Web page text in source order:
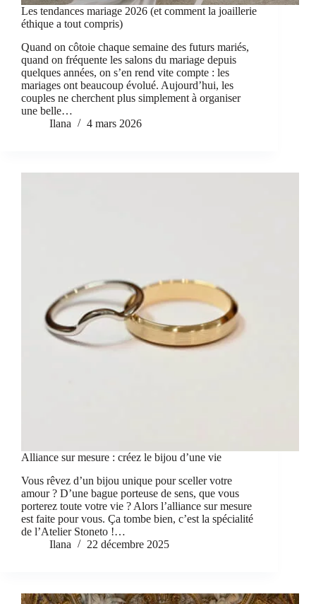
Les tendances mariage 2026 (et comment la joaillerie
éthique a tout compris)
Quand on côtoie chaque semaine des futurs mariés,
quand on fréquente les salons du mariage depuis
quelques années, on s’en rend vite compte : les
mariages ont beaucoup évolué. Aujourd’hui, les
couples ne cherchent plus simplement à organiser
une belle…
Ilana
4 mars 2026
Alliance sur mesure : créez le bijou d’une vie
Vous rêvez d’un bijou unique pour sceller votre
amour ? D’une bague porteuse de sens, que vous
porterez toute votre vie ? Alors l’alliance sur mesure
est faite pour vous. Ça tombe bien, c’est la spécialité
de l’Atelier Stoneto !…
Ilana
22 décembre 2025